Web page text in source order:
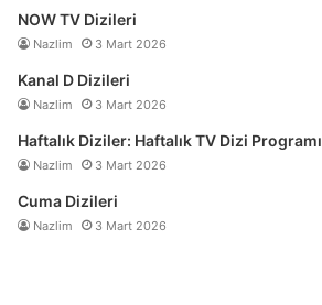
NOW TV Dizileri
Nazlim 3 Mart 2026
Kanal D Dizileri
Nazlim 3 Mart 2026
Haftalık Diziler: Haftalık TV Dizi Programı
Nazlim 3 Mart 2026
Cuma Dizileri
Nazlim 3 Mart 2026